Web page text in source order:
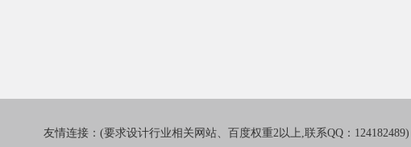
友情连接：(要求设计行业相关网站、百度权重2以上,联系QQ：124182489)